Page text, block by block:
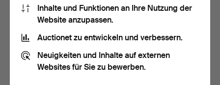
Zwei orientalische
Schnupftabakdosen aus
Beendet 18. Mai 2026
1 Gebot
Buchstützen aus Holz und
1 Gebot
Inhalte und Funktionen an Ihre Nutzung der
Website anzupassen.
Auctionet zu entwickeln und verbessern.
Neuigkeiten und Inhalte auf externen
Websites für Sie zu bewerben.